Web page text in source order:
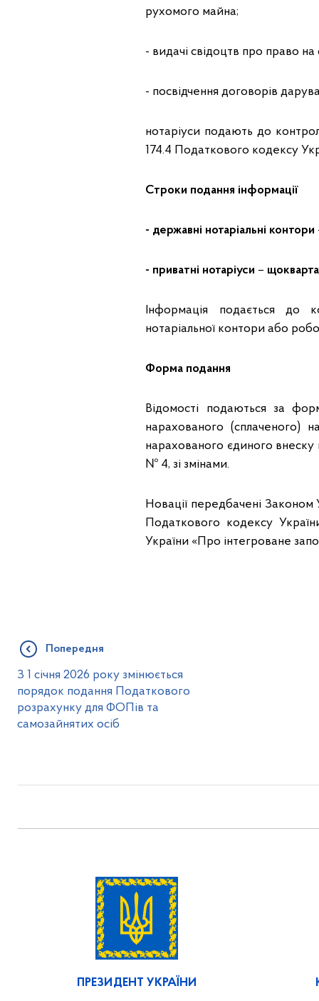
рухомого майна;
- видачі свідоцтв про право
- посвідчення договорів
нотаріуси подають до
174.4 Податкового кодексу
Строки подання інформації
- державні нотаріальні контори
- приватні нотаріуси –
Інформація подається до
нотаріальної контори або
Форма подання
Відомості подаються за
нарахованого (сплаченого)
нарахованого єдиного внеску
№ 4, зі змінами.
Новації передбачені
Податкового кодексу
України «Про інтегроване
Попередня
З 1 січня 2026 року змінюється
порядок подання Податкового
розрахунку для ФОПів та
самозайнятих осіб
ПРЕЗИДЕНТ УКРАЇНИ